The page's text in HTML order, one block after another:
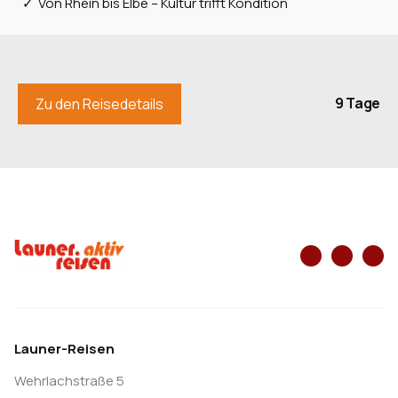
Welterbe Wartburg. Eisenach ist außerdem die
Geburtsstadt von Johann Sebastian Bach,
1.900hm
Zu den Reisedetails 9 Tage
Launer-Reisen
Wehrlachstraße 5